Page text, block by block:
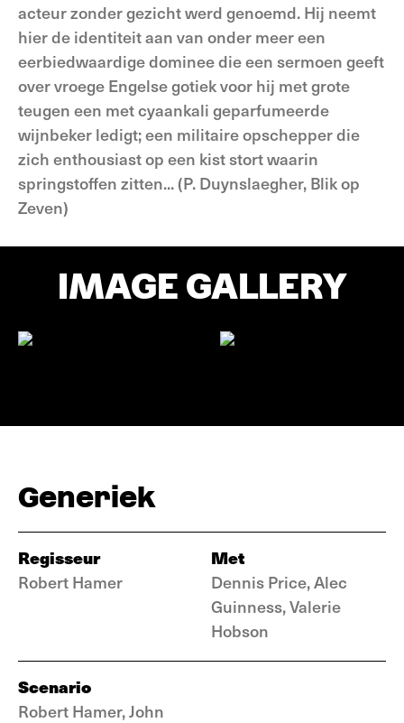
acteur zonder gezicht werd genoemd. Hij neemt
hier de identiteit aan van onder meer een
eerbiedwaardige dominee die een sermoen geeft
over vroege Engelse gotiek voor hij met grote
teugen een met cyaankali geparfumeerde
wijnbeker ledigt; een militaire opschepper die
zich enthousiast op een kist stort waarin
springstoffen zitten... (P. Duynslaegher, Blik op
Zeven)
IMAGE GALLERY
Generiek
Regisseur
Robert Hamer
Met
Dennis Price, Alec
Guinness, Valerie
Hobson
Scenario
Robert Hamer, John